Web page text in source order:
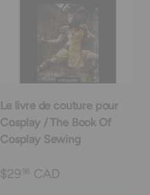
Le livre de couture pour
Cosplay / The Book Of
Cosplay Sewing
$29 98 CAD